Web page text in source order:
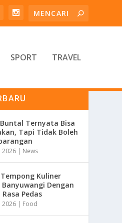
SPORT TRAVEL
Ternyata Bisa
Tapi Tidak Boleh
2026 | News
Kuliner
Banyuwangi Dengan
Pedas
2026 | Food